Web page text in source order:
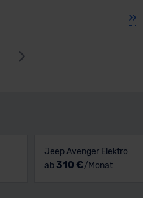
Jeep Avenger Elektro
ab 310 €/Monat